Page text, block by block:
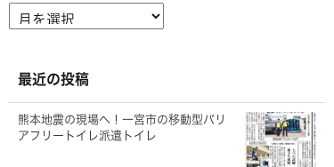
ー
ブ
最近の投稿
熊本地震の現場へ！一宮市の移動型バリ
アフリートイレ派遣トイレ